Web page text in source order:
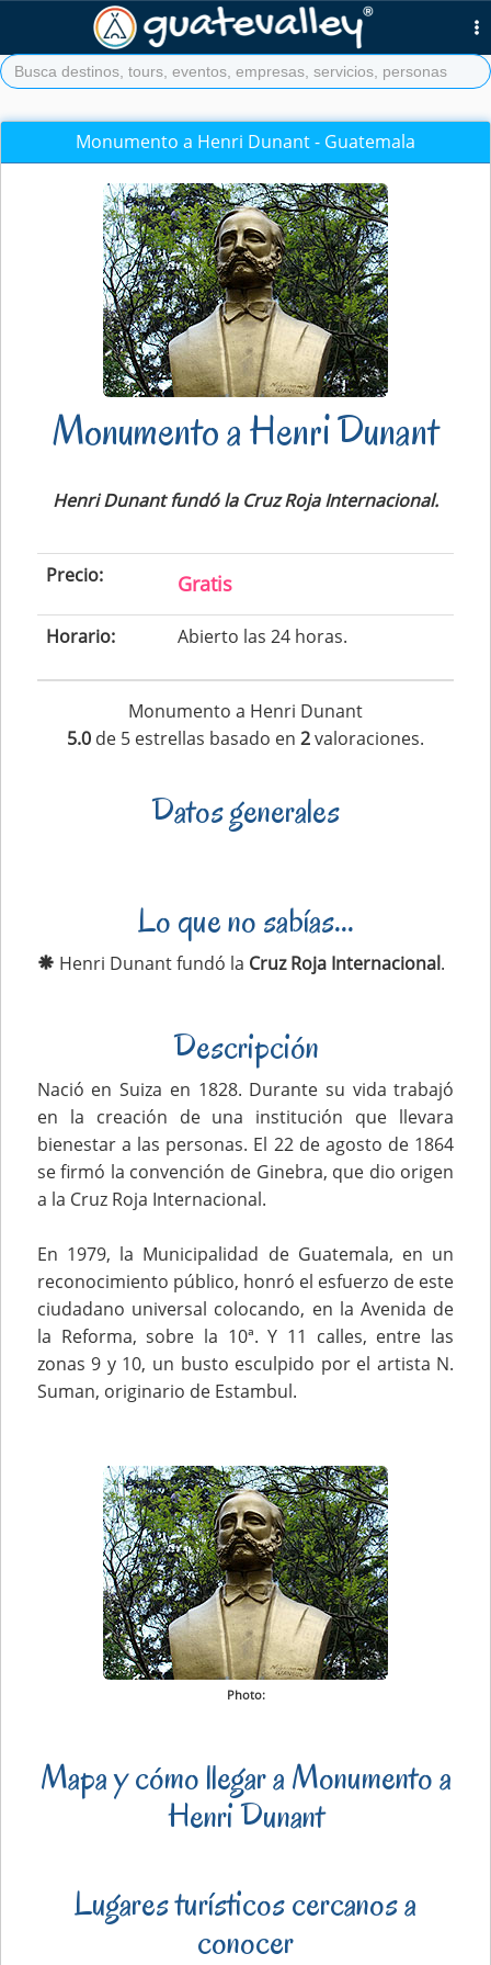
Monumento a Henri Dunant - Guatemala
Monumento a Henri Dunant
Henri Dunant fundó la Cruz Roja Internacional.
Precio: Gratis
Horario: Abierto las 24 horas.
Monumento a Henri Dunant
5.0 de 5 estrellas basado en 2valoraciones.
Datos generales
Lo que no sabías...
Henri Dunant fundó la Cruz Roja Internacional.
Descripción
Nació en Suiza en 1828. Durante su vida trabajó
en la creación de una institución que llevara
bienestar a las personas. El 22 de agosto de 1864
se firmó la convención de Ginebra, que dio origen
a la Cruz Roja Internacional.
En 1979, la Municipalidad de Guatemala, en un
reconocimiento público, honró el esfuerzo de este
ciudadano universal colocando, en la Avenida de
la Reforma, sobre la 10ª. Y 11 calles, entre las
zonas 9 y 10, un busto esculpido por el artista N.
Suman, originario de Estambul.
Photo:
Mapa y cómo llegar a Monumento a
Henri Dunant
Lugares turísticos cercanos a
conocer